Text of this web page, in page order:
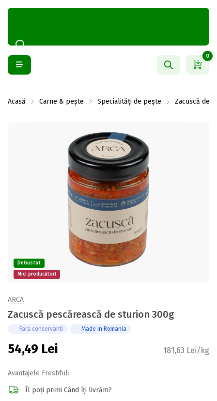
0
Acasă Carne & pește Specialități de pește Zacuscă de
DeGustat
Mici producători
ARCA
Zacuscă pescărească de sturion 300g
Fara conservanti Made In Romania
54,49 Lei 181,63 Lei/kg
Avantajele Freshful:
Îl poți primi Când îți livrăm?